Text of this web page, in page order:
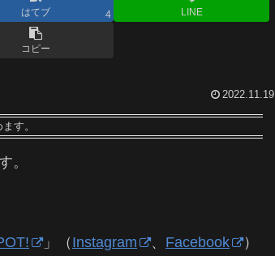
はてブ 4 LINE
コピー
2022.11.19
す。
。
」（ Instagram 、 Facebook
）